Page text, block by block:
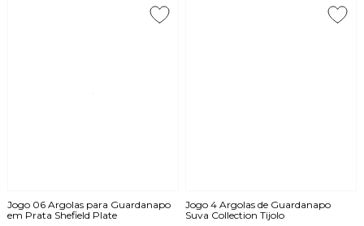
Jogo 06 Argolas para Guardanapo
em Prata Shefield Plate
Jogo 4 Argolas de Guardanapo
Suva Collection Tijolo